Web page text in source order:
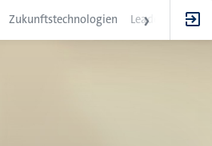
Zukunftstechnologien Leadership